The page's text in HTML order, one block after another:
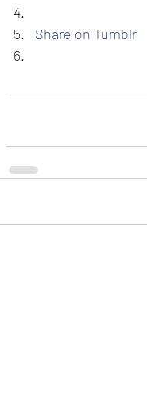
Share on Tumblr